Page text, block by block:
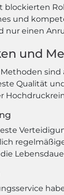
blockierten
und
nur einen
und
Qualität